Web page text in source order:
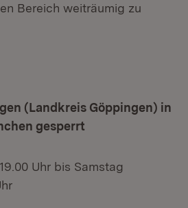
Bereich weiträumig zu
(Landkreis Göppingen) in
gesperrt
Uhr bis Samstag